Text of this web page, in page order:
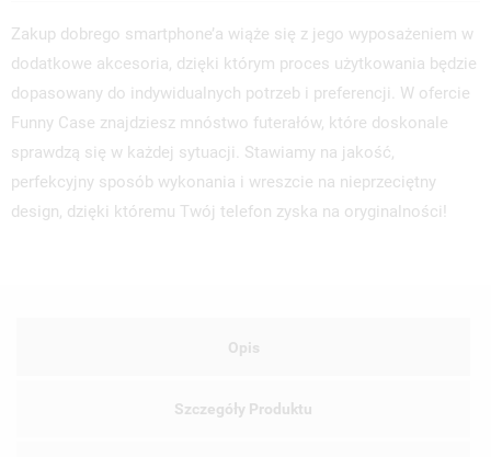
Zakup dobrego smartphone’a wiąże się z jego wyposażeniem w
dodatkowe akcesoria, dzięki którym proces użytkowania będzie
dopasowany do indywidualnych potrzeb i preferencji. W ofercie
Funny Case znajdziesz mnóstwo futerałów, które doskonale
sprawdzą się w każdej sytuacji. Stawiamy na jakość,
perfekcyjny sposób wykonania i wreszcie na nieprzeciętny
design, dzięki któremu Twój telefon zyska na oryginalności!
Opis
Szczegóły Produktu